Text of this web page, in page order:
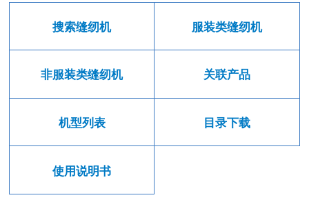
搜索缝纫机 服装类缝纫机
非服装类缝纫机 关联产品
机型列表 目录下载
使用说明书